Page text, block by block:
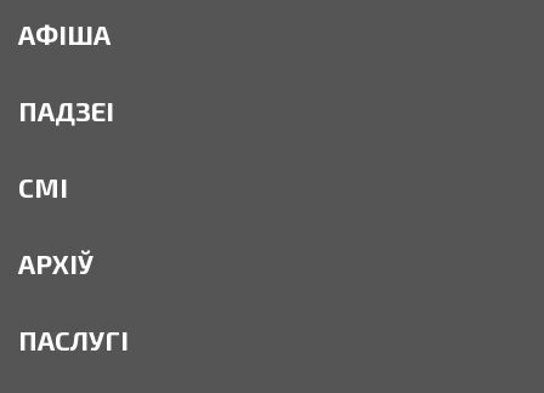
АФІША
ПАДЗЕІ
СМІ
АРХІЎ
ПАСЛУГІ